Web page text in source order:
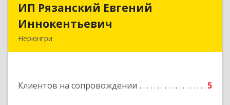
ИП Рязанский Евгений
Иннокентьевич
Нерюнгри
Клиентов на сопровождении 5
ИП Рязанский Евгений
Подробнее